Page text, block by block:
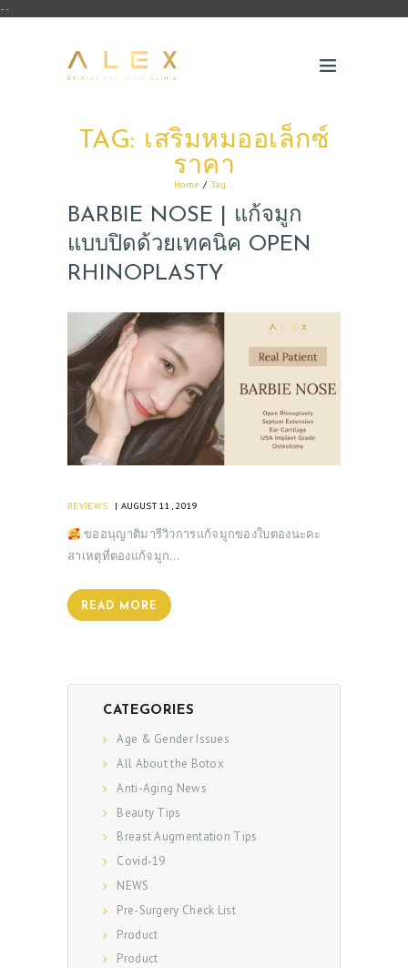
--
TAG: เสริมหมออเล็กซ์
ราคา
Home Tag...
BARBIE NOSE | แก้จมูก
แบบปิดด้วยเทคนิค OPEN
RHINOPLASTY
REVIEWS AUGUST 11, 2019
ขออนุญาติมารีวิวการแก้จมูกของใบตองนะคะ
สาเหตุที่ตองแก้จมูก…
READ MORE
CATEGORIES
Age & Gender Issues
All About the Botox
Anti-Aging News
Beauty Tips
Breast Augmentation Tips
Covid-19
NEWS
Pre-Surgery Check List
Product
Product